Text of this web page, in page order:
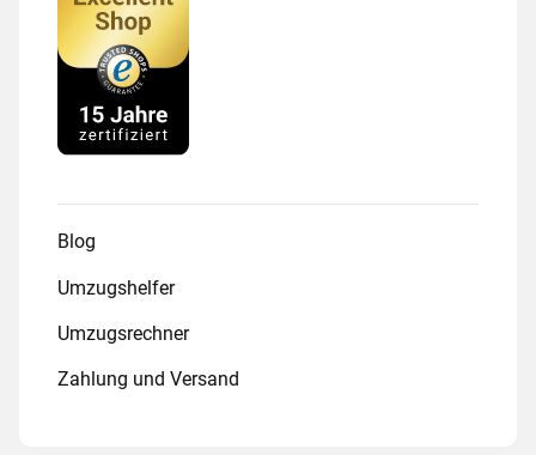
Blog
Umzugshelfer
Umzugsrechner
Zahlung und Versand